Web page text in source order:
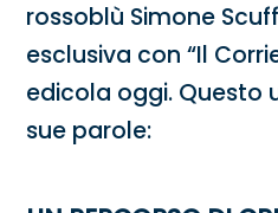
rossoblù Simone
esclusiva con “Il
edicola oggi. Questo
sue parole: